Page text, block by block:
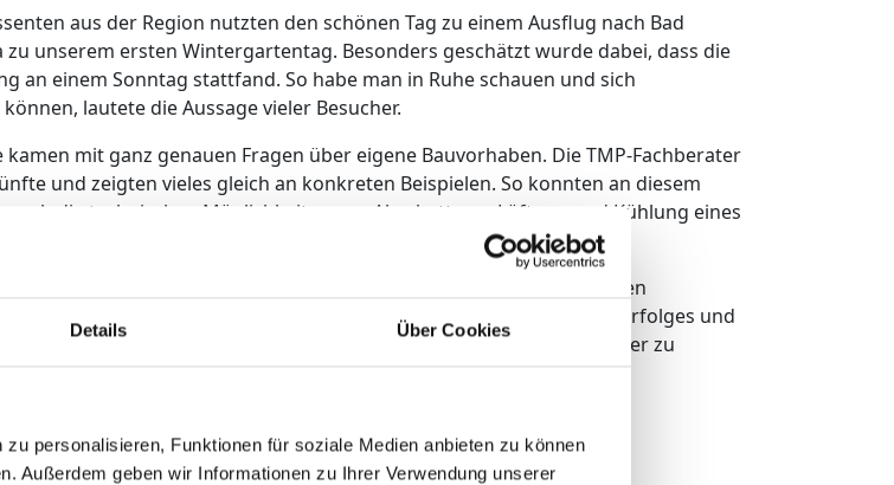
Details Über Cookies
personalisieren, Funktionen für soziale Medien anbieten zu können
Außerdem geben wir Informationen zu Ihrer Verwendung unserer
aus der Region nutzten den schönen Tag zu einem Ausflug nach Bad
zu unserem ersten Wintergartentag. Besonders geschätzt wurde dabei, dass die
an einem Sonntag stattfand. So habe man in Ruhe schauen und sich
lautete die Aussage vieler Besucher.
kamen mit ganz genauen Fragen über eigene Bauvorhaben. Die TMP-Fachberater
und zeigten vieles gleich an konkreten Beispielen. So konnten an diesem
auch die technischen Möglichkeiten von Abschattung, Lüftung und Kühlung eines
viele qualifizierte Gespräche geführt und auch einige konkrete Anfragen
freut sich TMP-Wintergartenspezialist Rigo Hynek. Aufgrund dieses Erfolges und
denkt TMP daran, eine ähnliche Veranstaltung im Spätsommer zu